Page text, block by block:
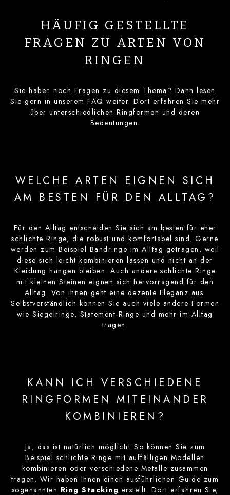
HÄUFIG GESTELLTE
FRAGEN ZU ARTEN VON
RINGEN
Sie haben noch Fragen zu diesem Thema? Dann lesen
Sie gern in unserem FAQ weiter. Dort erfahren Sie mehr
über unterschiedlichen Ringformen und deren
Bedeutungen.
WELCHE ARTEN EIGNEN SICH
AM BESTEN FÜR DEN ALLTAG?
Für den Alltag entscheiden Sie sich am besten für eher
schlichte Ringe, die robust und komfortabel sind. Gerne
werden zum Beispiel Bandringe im Alltag getragen, weil
diese sich leicht kombinieren lassen und nicht an der
Kleidung hängen bleiben. Auch andere schlichte Ringe
mit kleinen Steinen eignen sich hervorragend für den
Alltag. Von ihnen geht eine dezente Eleganz aus.
Selbstverständlich können Sie auch viele andere Formen
wie Siegelringe, Statement-Ringe und mehr im Alltag
tragen.
KANN ICH VERSCHIEDENE
RINGFORMEN MITEINANDER
KOMBINIEREN?
Ja, das ist natürlich möglich! So können Sie zum
Beispiel schlichte Ringe mit auffälligen Modellen
kombinieren oder verschiedene Metalle zusammen
tragen. Wir haben Ihnen einen ausführlichen Guide zum
sogenannten Ring Stacking erstellt. Dort erfahren Sie,